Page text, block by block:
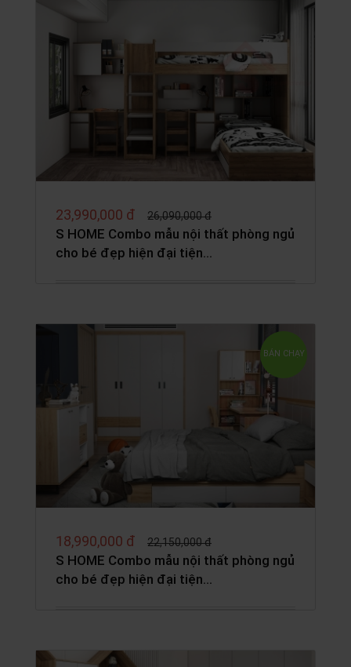
23,990,000 đ 26,090,000 đ
S HOME Combo mẫu nội thất phòng ngủ
cho bé đẹp hiện đại tiện…
BÁN CHẠY
18,990,000 đ 22,150,000 đ
S HOME Combo mẫu nội thất phòng ngủ
cho bé đẹp hiện đại tiện…